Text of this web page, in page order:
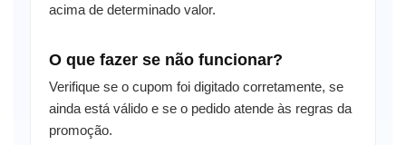
acima de determinado valor.
O que fazer se não funcionar?
Verifique se o cupom foi digitado corretamente, se
ainda está válido e se o pedido atende às regras da
promoção.